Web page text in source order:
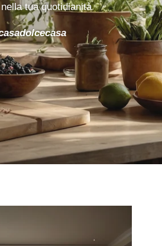
tua quotidianità